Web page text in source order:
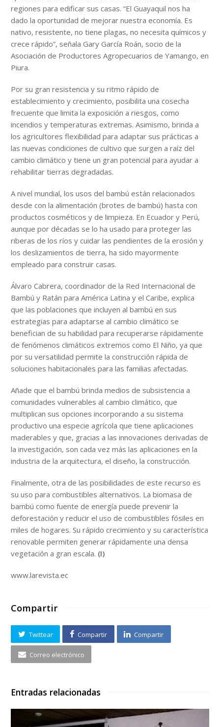
regiones para edificar sus casas. “El Guayaquil nos ha
dado la oportunidad de mejorar nuestra economía. Es
nativo, resistente, no tiene plagas, no necesita químicos y
crece rápido”, señala Gary García Roán, socio de la
Asociación de Productores Agropecuarios de Yamango, en
Piura.
Por su gran resistencia y su ritmo rápido de
establecimiento y crecimiento, posibilita una cosecha
frecuente que limita la exposición a riesgos, como
incendios y temperaturas extremas. Asimismo, brinda a
los agricultores flexibilidad para adaptar sus prácticas a
las nuevas condiciones de cultivo que surgen a raíz del
cambio climático y tiene un gran potencial para ayudar a
rehabilitar tierras degradadas.
A nivel mundial, los usos del bambú están relacionados
desde con la alimentación (brotes de bambú) hasta con
productos cosméticos y de limpieza. En Ecuador y Perú,
aunque por décadas se lo ha usado para proteger las
riberas de los ríos y cuidar las pendientes de la erosión y
los deslizamientos de tierra, ha sido mayormente
empleado para construir casas.
Álvaro Cabrera, coordinador de la Red Internacional de
Bambú y Ratán para América Latina y el Caribe, explica
que las poblaciones que incluyen al bambú en sus
estrategias para adaptarse al cambio climático se
benefician de su habilidad para recuperarse rápidamente
de fenómenos climáticos extremos como El Niño, ya que
por su versatilidad permite la construcción rápida de
soluciones habitacionales para las familias afectadas.
Añade que el bambú brinda medios de subsistencia a
comunidades vulnerables al cambio climático, que
multiplican sus opciones incorporando a su sistema
productivo una especie agrícola que tiene aplicaciones
maderables y que, gracias a las innovaciones derivadas de
la investigación, son cada vez más las aplicaciones en la
industria de la arquitectura, el diseño, la construcción.
Finalmente, otra de las posibilidades de este recurso es
su uso para combustibles alternativos. La biomasa de
bambú como fuente de energía puede prevenir la
deforestación y reducir el uso de combustibles fósiles en
miles de hogares. Su rápido crecimiento y su característica
renovable permiten generar rápidamente una densa
vegetación a gran escala. (I)
www.larevista.ec
Compartir
Twittear Compartir Compartir
Correo electrónico
Entradas relacionadas